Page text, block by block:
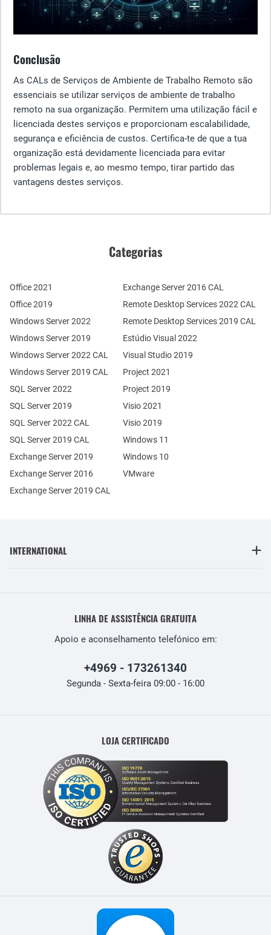
Conclusão
As CALs de Serviços de Ambiente de Trabalho Remoto são
essenciais se utilizar serviços de ambiente de trabalho
remoto na sua organização. Permitem uma utilização fácil e
licenciada destes serviços e proporcionam escalabilidade,
segurança e eficiência de custos. Certifica-te de que a tua
organização está devidamente licenciada para evitar
problemas legais e, ao mesmo tempo, tirar partido das
vantagens destes serviços.
Categorias
Office 2021
Office 2019
Windows Server 2022
Windows Server 2019
Exchange Server 2019
Exchange Server 2016
SQL Server 2022
SQL Server 2019
Windows Server 2022 CAL
Windows Server 2019 CAL
SQL Server 2022 CAL
SQL Server 2019 CAL
Remote Desktop Services 2022 CAL
Remote Desktop Services 2019 CAL
Exchange Server 2019 CAL
Exchange Server 2016 CAL
Estúdio Visual 2022
Visual Studio 2019
Project 2021
Project 2019
Visio 2021
Visio 2019
Windows 11
Windows 10
VMware
INTERNATIONAL
LINHA DE ASSISTÊNCIA GRATUITA
Apoio e aconselhamento telefónico em:
+4969 - 173261340
Segunda - Sexta-feira 09:00 - 16:00
LOJA CERTIFICADO